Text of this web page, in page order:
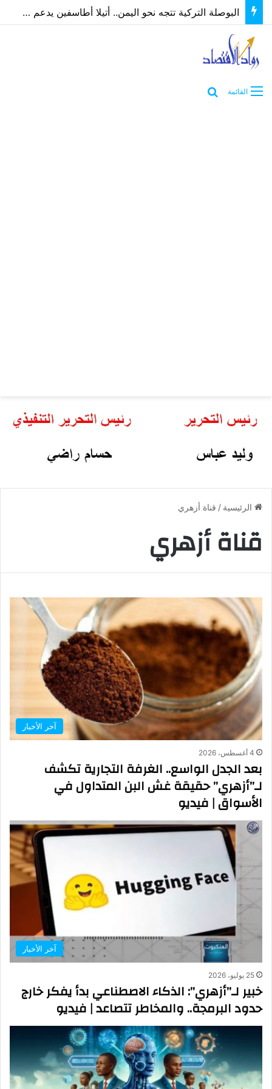
البوصلة التركية تتجه نحو اليمن.. أتيلا أطاسفين يدعم مسارات الشراكة الاقتصادية والاستثمارية
القائمة
الرئيسية / قناة أزهري
قناة أزهري
آخر الأخبار
4 أغسطس، 2026
بعد الجدل الواسع.. الغرفة التجارية تكشف
لـ”أزهري” حقيقة غش البن المتداول في
الأسواق | فيديو
آخر الأخبار
25 يوليو، 2026
خبير لـ”أزهري”: الذكاء الاصطناعي بدأ يفكر خارج
حدود البرمجة.. والمخاطر تتصاعد | فيديو